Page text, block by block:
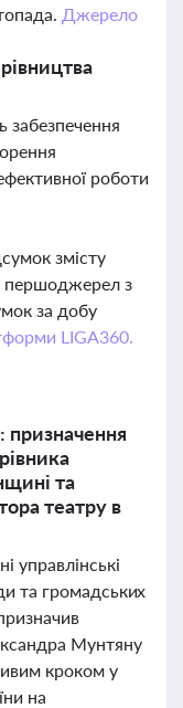
Джерело
забезпечення
роботи
змісту
першоджерел з
за добу
LIGA360.
та
театру в
управлінські
та громадських
Мунтяну
кроком у
на